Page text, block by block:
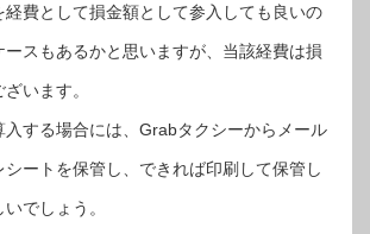
経費として損金額として参入しても良いの
スもあるかと思いますが、当該経費は損
います。
入する場合には、Grabタクシーからメール
シートを保管し、できれば印刷して保管し
でしょう。